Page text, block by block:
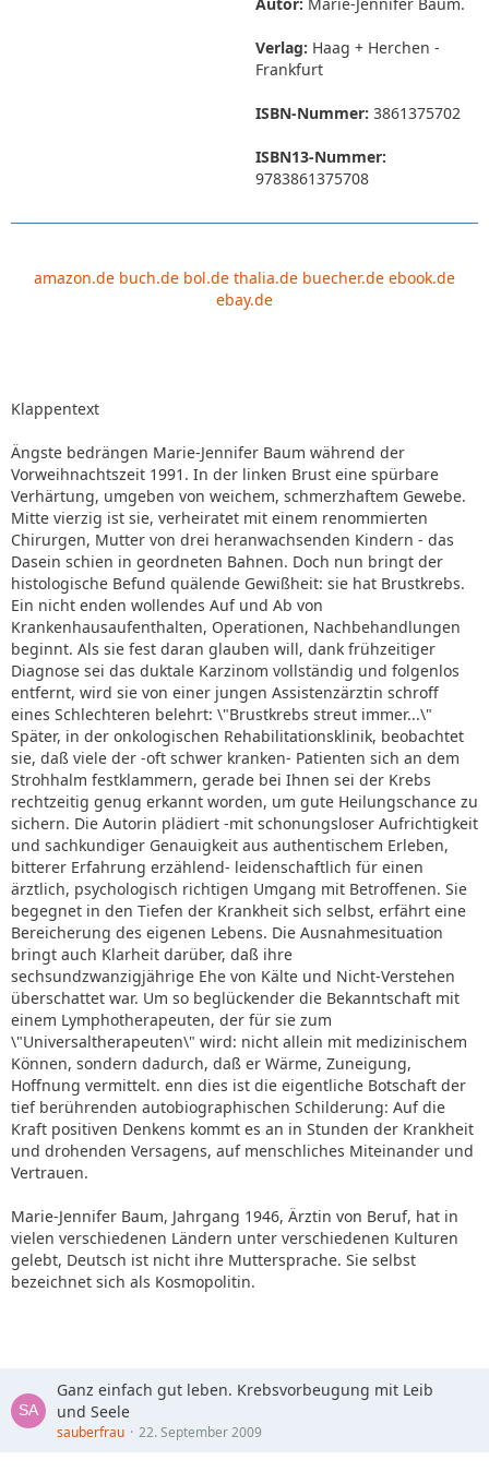
Verlag: Haag + Herchen -
Frankfurt
ISBN-Nummer: 3861375702
ISBN13-Nummer:
9783861375708
amazon.de buch.de bol.de thalia.de buecher.de ebook.de
ebay.de
Klappentext
Ängste bedrängen Marie-Jennifer Baum während der
Vorweihnachtszeit 1991. In der linken Brust eine spürbare
Verhärtung, umgeben von weichem, schmerzhaftem Gewebe.
Mitte vierzig ist sie, verheiratet mit einem renommierten
Chirurgen, Mutter von drei heranwachsenden Kindern - das
Dasein schien in geordneten Bahnen. Doch nun bringt der
histologische Befund quälende Gewißheit: sie hat Brustkrebs.
Ein nicht enden wollendes Auf und Ab von
Krankenhausaufenthalten, Operationen, Nachbehandlungen
beginnt. Als sie fest daran glauben will, dank frühzeitiger
Diagnose sei das duktale Karzinom vollständig und folgenlos
entfernt, wird sie von einer jungen Assistenzärztin schroff
eines Schlechteren belehrt: \"Brustkrebs streut immer...\"
Später, in der onkologischen Rehabilitationsklinik, beobachtet
sie, daß viele der -oft schwer kranken- Patienten sich an dem
Strohhalm festklammern, gerade bei Ihnen sei der Krebs
rechtzeitig genug erkannt worden, um gute Heilungschance zu
sichern. Die Autorin plädiert -mit schonungsloser Aufrichtigkeit
und sachkundiger Genauigkeit aus authentischem Erleben,
bitterer Erfahrung erzählend- leidenschaftlich für einen
ärztlich, psychologisch richtigen Umgang mit Betroffenen. Sie
begegnet in den Tiefen der Krankheit sich selbst, erfährt eine
Bereicherung des eigenen Lebens. Die Ausnahmesituation
bringt auch Klarheit darüber, daß ihre
sechsundzwanzigjährige Ehe von Kälte und Nicht-Verstehen
überschattet war. Um so beglückender die Bekanntschaft mit
einem Lymphotherapeuten, der für sie zum
\"Universaltherapeuten\" wird: nicht allein mit medizinischem
Können, sondern dadurch, daß er Wärme, Zuneigung,
Hoffnung vermittelt. enn dies ist die eigentliche Botschaft der
tief berührenden autobiographischen Schilderung: Auf die
Kraft positiven Denkens kommt es an in Stunden der Krankheit
und drohenden Versagens, auf menschliches Miteinander und
Vertrauen.
Marie-Jennifer Baum, Jahrgang 1946, Ärztin von Beruf, hat in
vielen verschiedenen Ländern unter verschiedenen Kulturen
gelebt, Deutsch ist nicht ihre Muttersprache. Sie selbst
bezeichnet sich als Kosmopolitin.
Ganz einfach gut leben. Krebsvorbeugung mit Leib
und Seele
sauberfrau 22. September 2009